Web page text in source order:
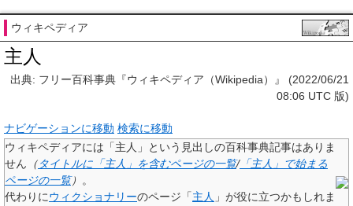
ウィキペディア
主人
出典: フリー百科事典『ウィキペディア（Wikipedia）』 (2022/06/21
08:06 UTC 版)
ナビゲーションに移動 検索に移動
ウィキペディアには「主人 」という見出しの百科事典記事はありま
せん （タイトルに「主人」を含むページの一覧/「主人」で始まる
ページの一覧） 。
代わりにウィクショナリーのページ「主人 」が役に立つかもしれま